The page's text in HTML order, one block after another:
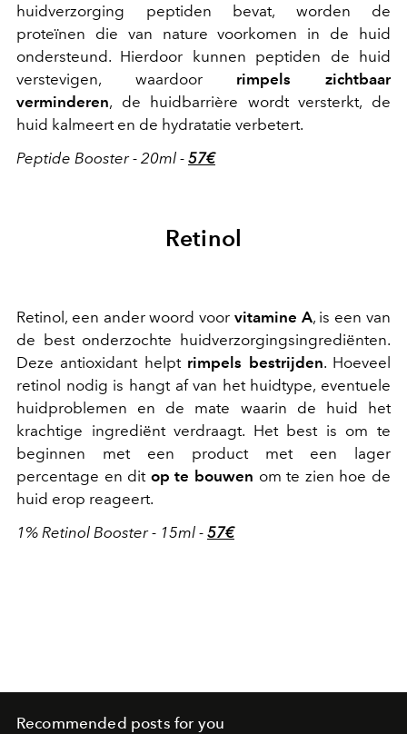
huidverzorging peptiden bevat, worden de
proteïnen die van nature voorkomen in de huid
ondersteund. Hierdoor kunnen peptiden de huid
verstevigen, waardoor rimpels zichtbaar
verminderen, de huidbarrière wordt versterkt, de
huid kalmeert en de hydratatie verbetert.
Peptide Booster - 20ml - 57€
Retinol
Retinol, een ander woord voor vitamine A, is een van
de best onderzochte huidverzorgingsingrediënten.
Deze antioxidant helpt rimpels bestrijden. Hoeveel
retinol nodig is hangt af van het huidtype, eventuele
huidproblemen en de mate waarin de huid het
krachtige ingrediënt verdraagt. Het best is om te
beginnen met een product met een lager
percentage en dit op te bouwen om te zien hoe de
huid erop reageert.
1% Retinol Booster - 15ml - 57€
Recommended posts for you